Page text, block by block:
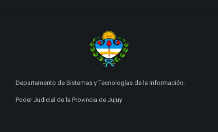
Departamento de Sistemas y Tecnologías de la Información.
Poder Judicial de la Provincia de Jujuy